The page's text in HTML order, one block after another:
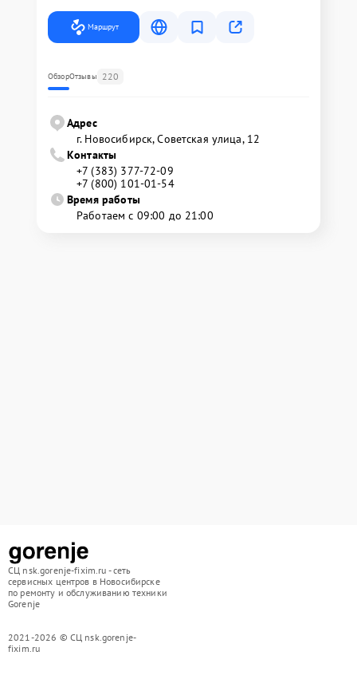
Маршрут
ОбзорОтзывы 220
Адрес
г. Новосибирск, Советская улица, 12
Контакты
+7 (383) 377-72-09
+7 (800) 101-01-54
Время работы
Работаем с 09:00 до 21:00
СЦ nsk.gorenje-fixim.ru - сеть
сервисных центров в Новосибирске
по ремонту и обслуживанию техники
Gorenje
2021-2026 © СЦ nsk.gorenje-
fixim.ru